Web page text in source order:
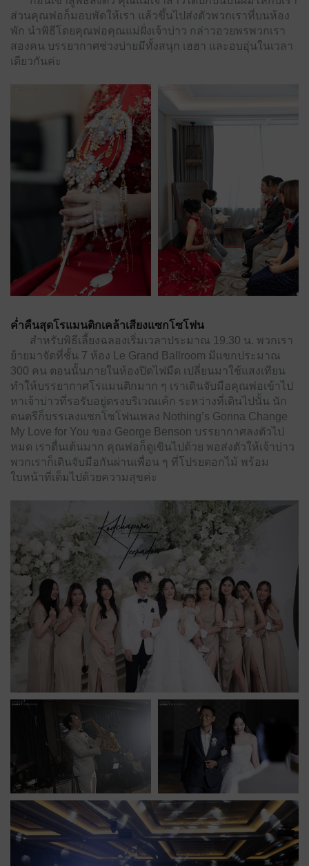
ส่วนคุณพ่อก็มอบพัดให้เรา แล้วขึ้นไปส่งตัวพวกเราที่บนห้อง
พัก นำพิธีโดยคุณพ่อคุณแม่ฝั่งเจ้าบ่าว กล่าวอวยพรพวกเรา
สองคน บรรยากาศช่วงบ่ายมีทั้งสนุก เฮฮา และอบอุ่นในเวลา
เดียวกันค่ะ
ค่ำคืนสุดโรแมนติกเคล้าเสียงแซกโซโฟน
สำหรับพิธีเลี้ยงฉลองเริ่มเวลาประมาณ 19.30 น. พวกเรา
ย้ายมาจัดที่ชั้น 7 ห้อง Le Grand Ballroom มีแขกประมาณ
300 คน ตอนนั้นภายในห้องปิดไฟมืด เปลี่ยนมาใช้แสงเทียน
ทำให้บรรยากาศโรแมนติกมาก ๆ เราเดินจับมือคุณพ่อเข้าไป
หาเจ้าบ่าวที่รอรับอยู่ตรงบริเวณเค้ก ระหว่างที่เดินไปนั้น นัก
ดนตรีก็บรรเลงแซกโซโฟนเพลง Nothing’s Gonna Change
My Love for You ของ George Benson บรรยากาศลงตัวไป
หมด เราตื่นเต้นมาก คุณพ่อก็ดูเขินไปด้วย พอส่งตัวให้เจ้าบ่าว
พวกเราก็เดินจับมือกันผ่านเพื่อน ๆ ที่โปรยดอกไม้ พร้อม
ใบหน้าที่เต็มไปด้วยความสุขค่ะ